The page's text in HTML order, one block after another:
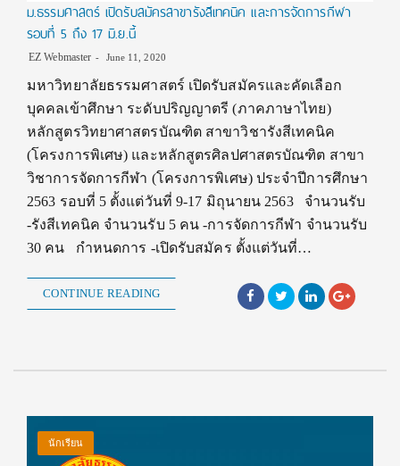
ม.ธรรมศาสตร์ เปิดรับสมัครสาขารังสีเทคนิค และการจัดการกีฬา
รอบที่ 5 ถึง 17 มิ.ย.นี้
EZ Webmaster June 11, 2020
มหาวิทยาลัยธรรมศาสตร์ เปิดรับสมัครและคัดเลือก
บุคคลเข้าศึกษา ระดับปริญญาตรี (ภาคภาษาไทย)
หลักสูตรวิทยาศาสตรบัณฑิต สาขาวิชารังสีเทคนิค
(โครงการพิเศษ) และหลักสูตรศิลปศาสตรบัณฑิต สาขา
วิชาการจัดการกีฬา (โครงการพิเศษ) ประจำปีการศึกษา
2563 รอบที่ 5 ตั้งแต่วันที่ 9-17 มิถุนายน 2563 จำนวนรับ
-รังสีเทคนิค จำนวนรับ 5 คน -การจัดการกีฬา จำนวนรับ
30 คน กำหนดการ -เปิดรับสมัคร ตั้งแต่วันที่…
CONTINUE READING
นักเรียน